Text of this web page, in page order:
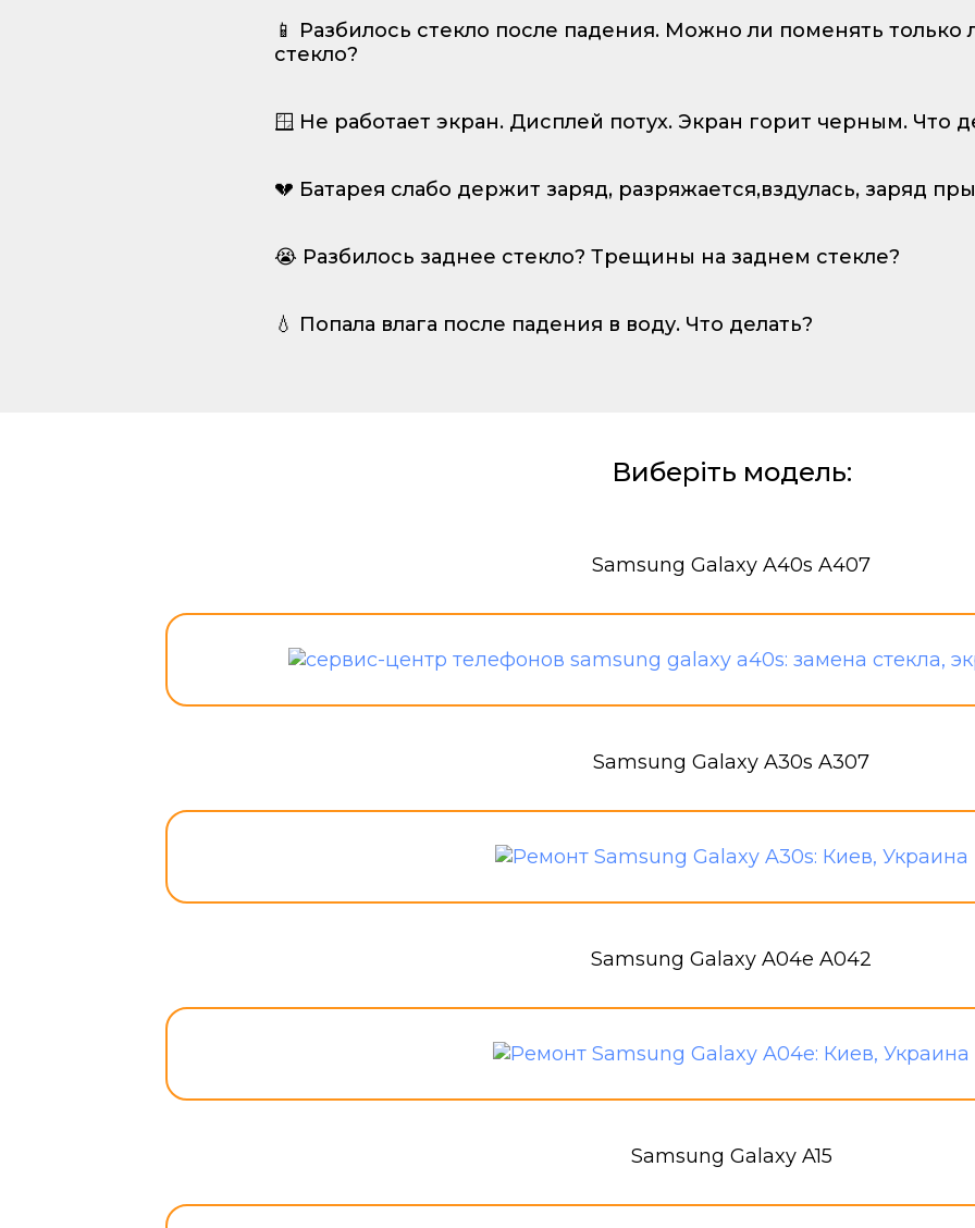
📱 Разбилось стекло после падения. Можно ли поменять только
стекло?
🪟 Не работает экран. Дисплей потух. Экран горит черным. Что
💔 Батарея слабо держит заряд, разряжается,вздулась, заряд
😭 Разбилось заднее стекло? Трещины на заднем стекле?
💧 Попала влага после падения в воду. Что делать?
Виберіть модель:
Samsung Galaxy A40s A407
Samsung Galaxy A30s A307
Samsung Galaxy A04e A042
Samsung Galaxy A15